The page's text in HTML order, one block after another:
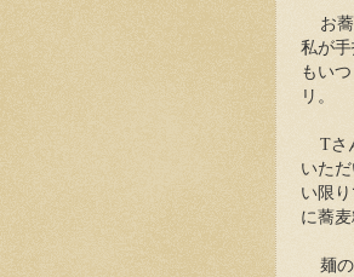
お
私が
もい
リ。
Tさ
いた
い限
に蕎
麺